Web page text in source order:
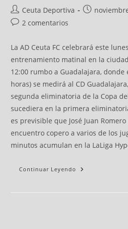
Ceuta Deportiva
2 comentarios
La AD Ceuta FC celebrará este
entrenamiento matinal en la
12:00 rumbo a Guadalajara, donde
horas) se medirá al CD
segunda eliminatoria de la Copa
sucediera en la primera
es previsible que José Juan
encuentro copero a varios de los
minutos acumulan en la LaLiga
Continuar Leyendo